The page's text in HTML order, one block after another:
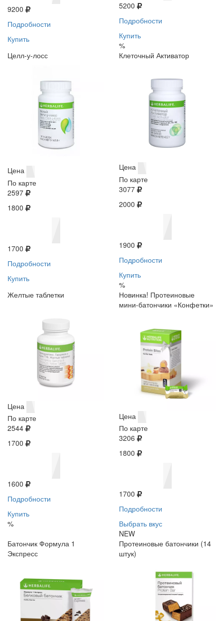
9200
Подробности
Купить
5200
Подробности
Купить
%
Целл-у-лосс
Цена
По карте
2597
1800
1700
Подробности
Купить
Клеточный Активатор
Цена
По карте
3077
2000
1900
Подробности
Купить
%
Желтые таблетки
Цена
По карте
2544
1700
1600
Подробности
Купить
%
Новинка! Протеиновые
мини-батончики «Конфетки»
Цена
По карте
3206
1800
1700
Подробности
Выбрать вкус
NEW
Батончик Формула 1
Экспресс
Протеиновые батончики (14
штук)